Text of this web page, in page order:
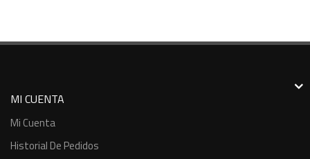
MI CUENTA
Mi Cuenta
Historial De Pedidos